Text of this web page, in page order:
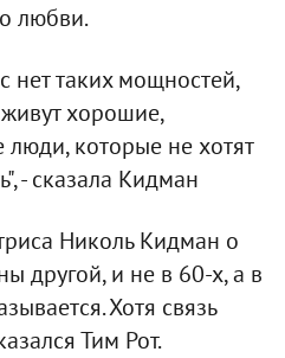
любви.
нет таких мощностей,
хорошие,
которые не хотят
- сказала Кидман
Николь Кидман о
другой, и не в 60-х, а в
Хотя связь
Тим Рот.